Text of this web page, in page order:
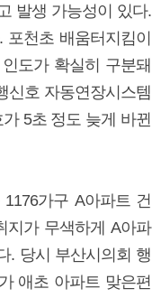
발생 가능성이 있다.
천초 배움터지킴이
도가 확실히 구분돼
신호 자동연장시스템
5초 정도 늦게 바뀐
가구 A아파트 건
지가 무색하게 A아파
. 당시 부산시의회 행
애초 아파트 맞은편